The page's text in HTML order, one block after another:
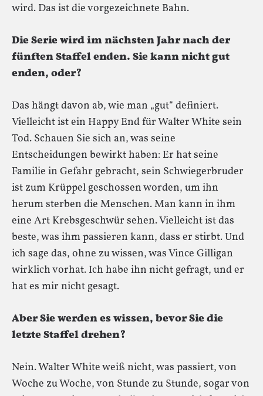
wird. Das ist die vorgezeichnete Bahn.
Die Serie wird im nächsten Jahr nach der
fünften Staffel enden. Sie kann nicht gut
enden, oder?
Das hängt davon ab, wie man „gut“ definiert.
Vielleicht ist ein Happy End für Walter White sein
Tod. Schauen Sie sich an, was seine
Entscheidungen bewirkt haben: Er hat seine
Familie in Gefahr gebracht, sein Schwiegerbruder
ist zum Krüppel geschossen worden, um ihn
herum sterben die Menschen. Man kann in ihm
eine Art Krebsgeschwür sehen. Vielleicht ist das
beste, was ihm passieren kann, dass er stirbt. Und
ich sage das, ohne zu wissen, was Vince Gilligan
wirklich vorhat. Ich habe ihn nicht gefragt, und er
hat es mir nicht gesagt.
Aber Sie werden es wissen, bevor Sie die
letzte Staffel drehen?
Nein. Walter White weiß nicht, was passiert, von
Woche zu Woche, von Stunde zu Stunde, sogar von